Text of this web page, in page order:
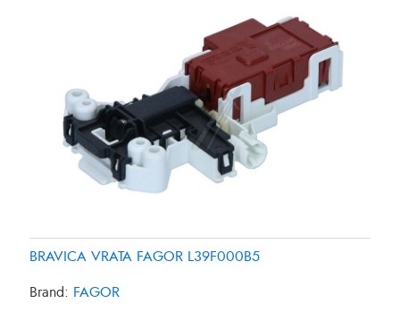
BRAVICA VRATA FAGOR L39F000B5
Brand: FAGOR